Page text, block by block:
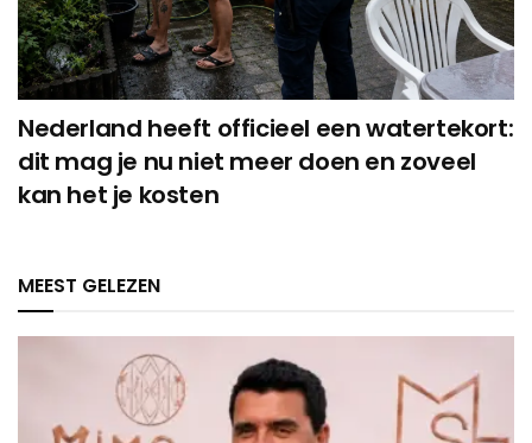
Nederland heeft officieel een watertekort:
dit mag je nu niet meer doen en zoveel
kan het je kosten
MEEST GELEZEN